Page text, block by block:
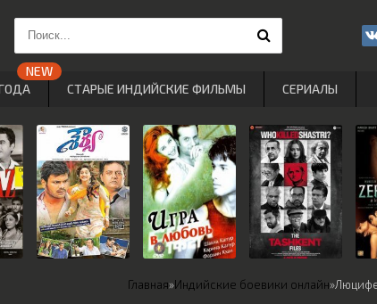
Главная»Индийские боевики онлайн»
СТАРЫЕ ИНДИЙСКИЕ ФИЛЬМЫ СЕРИАЛЫ